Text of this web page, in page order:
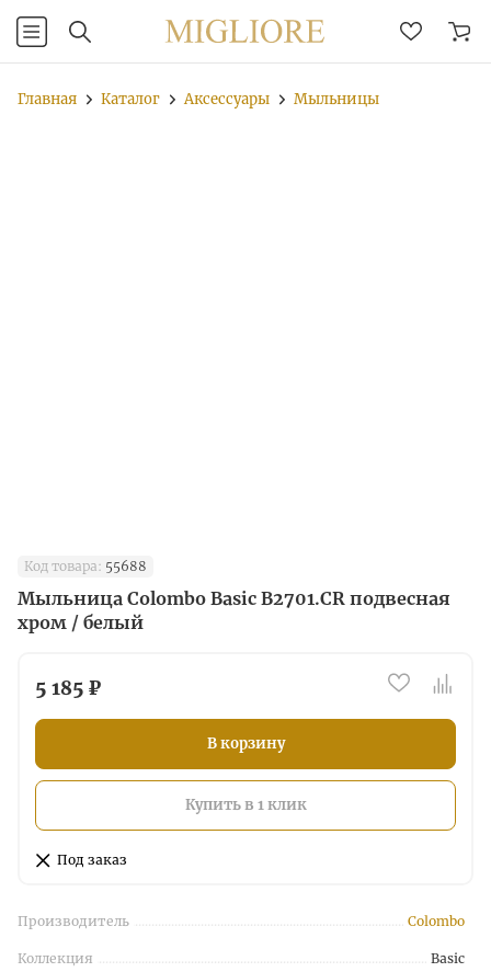
Главная Каталог Аксессуары Мыльницы
Код товара: 55688
Мыльница Colombo Basic B2701.CR подвесная
хром / белый
5 185 ₽
В корзину
Купить в 1 клик
Под заказ
Производитель Colombo
Коллекция Basic